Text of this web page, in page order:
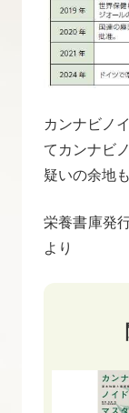
カンナビノ
てカンナビ
疑いの余地
栄養書庫発
より